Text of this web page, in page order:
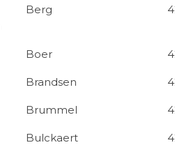
Berg
Boer
Brandsen
Brummel
Bulckaert